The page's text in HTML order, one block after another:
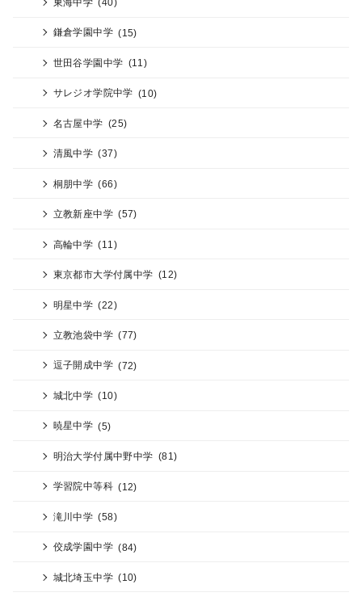
鎌倉学園中学 (15)
世田谷学園中学 (11)
サレジオ学院中学 (10)
名古屋中学 (25)
清風中学 (37)
桐朋中学 (66)
立教新座中学 (57)
高輪中学 (11)
東京都市大学付属中学 (12)
明星中学 (22)
立教池袋中学 (77)
逗子開成中学 (72)
城北中学 (10)
暁星中学 (5)
明治大学付属中野中学 (81)
学習院中等科 (12)
滝川中学 (58)
佼成学園中学 (84)
城北埼玉中学 (10)